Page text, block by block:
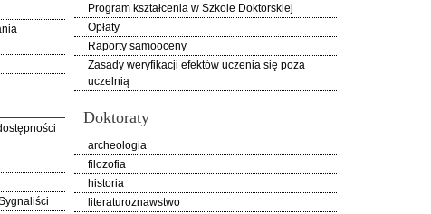
Program kształcenia w Szkole Doktorskiej
Opłaty
Raporty samooceny
Zasady weryfikacji efektów uczenia się poza
uczelnią
Doktoraty
archeologia
filozofia
historia
literaturoznawstwo